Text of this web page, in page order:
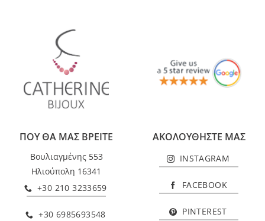
ΠΟΥ ΘΑ ΜΑΣ ΒΡΕΙΤΕ
Βουλιαγμένης 553
Ηλιούπολη 16341
+30 210 3233659
+30 6985693548
ΑΚΟΛΟΥΘΗΣΤΕ ΜΑΣ
INSTAGRAM
FACEBOOK
PINTEREST